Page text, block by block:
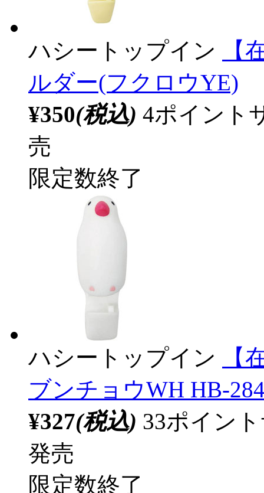
ハシートップイン
【
ルダー(フクロウYE)
¥350(税込) 4ポイント
売
限定数終了
ハシートップイン
【
ブンチョウWH HB-
¥327(税込) 33ポイン
発売
限定数終了